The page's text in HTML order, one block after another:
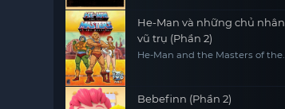
He-Man và những chủ nhân
vũ trụ (Phần 2)
He-Man and the Masters of the
Bebefinn (Phần 2)